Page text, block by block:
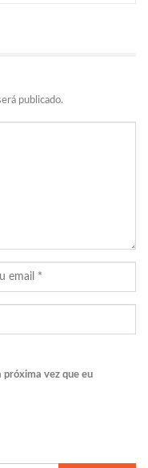
publicado.
próxima vez que eu